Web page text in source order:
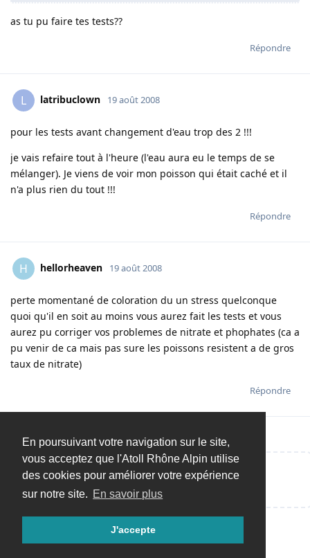
En poursuivant votre navigation sur le site,
vous acceptez que l'Atoll Rhône Alpin utilise
des cookies pour améliorer votre expérience
sur notre site. En savoir plus
J'accepte
as tu pu faire tes tests??
Répondre
L latribuclown 19 août 2008
pour les tests avant changement d'eau trop des 2 !!!
je vais refaire tout à l'heure (l'eau aura eu le temps de se
mélanger). Je viens de voir mon poisson qui était caché et il
n'a plus rien du tout !!!
Répondre
H hellorheaven 19 août 2008
perte momentané de coloration du un stress quelconque
quoi qu'il en soit au moins vous aurez fait les tests et vous
aurez pu corriger vos problemes de nitrate et phophates (ca a
pu venir de ca mais pas sure les poissons resistent a de gros
taux de nitrate)
Répondre
Répondre…